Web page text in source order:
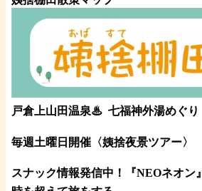
戸倉上山田温泉♨ 七福神外湯めぐり
毎週土曜日開催〈姨捨夜景ツアー〉
スナック情報発信中！『NEOネオン』